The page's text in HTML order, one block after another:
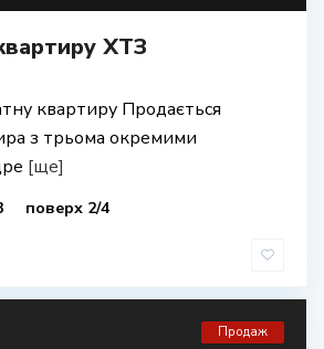
ХТЗ
квартиру Продається
з трьома окремими
[ще]
поверх 2/4
Продаж